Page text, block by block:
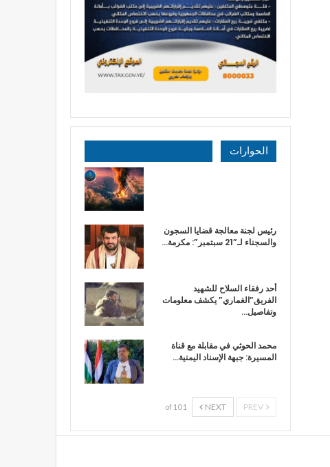
الحوارات
رئيس لجنة معالجة قضايا السجون
والسجناء لـ”21 سبتمبر”: مكرمة…
أحد رفقاء السلاح للشهيد
الفريق”الغماري” يكشف معلومات
وتفاصيل…
محمد الحوثي في مقابلة مع قناة
المسيرة: جبهة الإسناد اليمنية…
NEXT
1 of 10